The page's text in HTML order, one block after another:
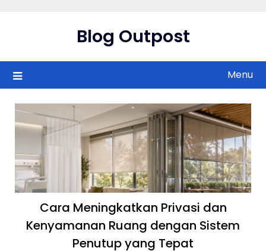
Blog Outpost
Menu
Cara Meningkatkan Privasi dan
Kenyamanan Ruang dengan Sistem
Penutup yang Tepat